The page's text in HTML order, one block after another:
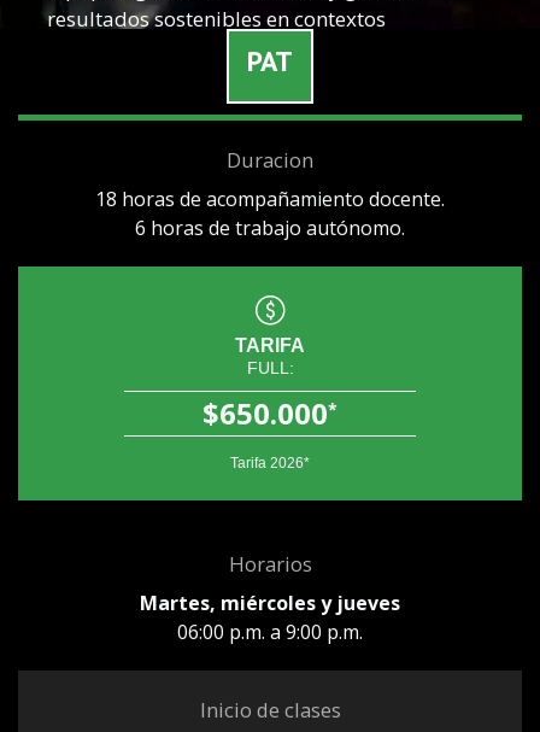
resultados sostenibles en contextos
Whatsapp
PAT
Duracion
18 horas de acompañamiento docente.
6 horas de trabajo autónomo.
TARIFA
FULL:
$650.000*
Tarifa 2026*
Horarios
Martes, miércoles y jueves
06:00 p.m. a 9:00 p.m.
Inicio de clases